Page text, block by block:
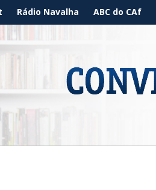
Rádio Navalha ABC do CAf